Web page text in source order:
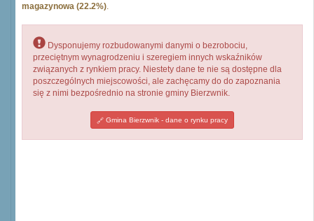
magazynowa (22.2%).
Dysponujemy rozbudowanymi danymi o bezrobociu,
przeciętnym wynagrodzeniu i szeregiem innych wskaźników
związanych z rynkiem pracy. Niestety dane te nie są dostępne dla
poszczególnych miejscowości, ale zachęcamy do do zapoznania
się z nimi bezpośrednio na stronie gminy Bierzwnik.
Gmina Bierzwnik - dane o rynku pracy